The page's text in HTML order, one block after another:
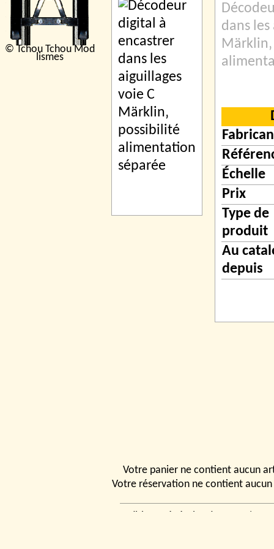
© Tchou Tchou Mod
lismes
dans
Échelle
Prix
Type de
produit
Au
depuis
Votre panier ne contient aucun
Votre réservation ne contient